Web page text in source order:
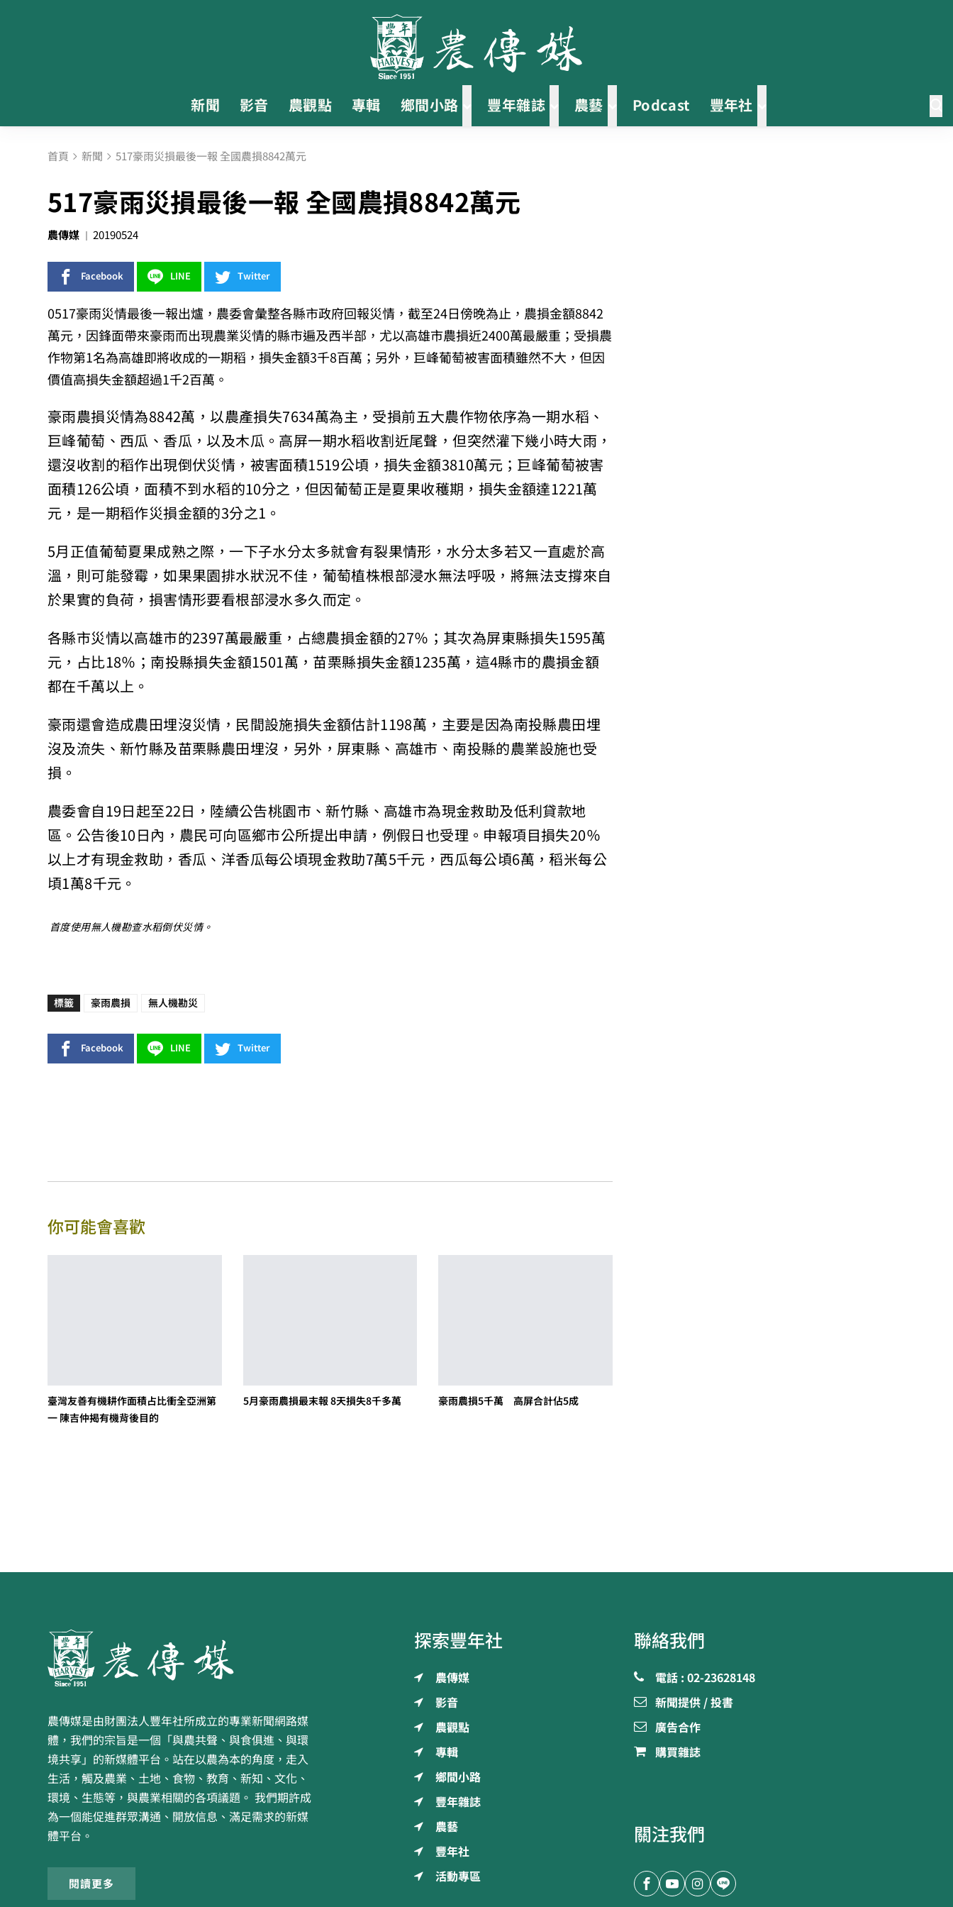
新聞 影音 農觀點 專輯 鄉間小路 豐年雜誌 農藝 Podcast 豐年社
首頁 新聞 517豪雨災損最後一報 全國農損8842萬元
517豪雨災損最後一報 全國農損8842萬元
農傳媒 20190524
Facebook LINE Twitter
0517豪雨災情最後一報出爐，農委會彙整各縣市政府回報災情，截至24日傍晚為止，農損金額8842
萬元，因鋒面帶來豪雨而出現農業災情的縣市遍及西半部，尤以高雄市農損近2400萬最嚴重；受損農
作物第1名為高雄即將收成的一期稻，損失金額3千8百萬；另外，巨峰葡萄被害面積雖然不大，但因
價值高損失金額超過1千2百萬。
豪雨農損災情為8842萬，以農產損失7634萬為主，受損前五大農作物依序為一期水稻、
巨峰葡萄、西瓜、香瓜，以及木瓜。高屏一期水稻收割近尾聲，但突然灌下幾小時大雨，
還沒收割的稻作出現倒伏災情，被害面積1519公頃，損失金額3810萬元；巨峰葡萄被害
面積126公頃，面積不到水稻的10分之，但因葡萄正是夏果收穫期，損失金額達1221萬
元，是一期稻作災損金額的3分之1。
5月正值葡萄夏果成熟之際，一下子水分太多就會有裂果情形，水分太多若又一直處於高
溫，則可能發霉，如果果園排水狀況不佳，葡萄植株根部浸水無法呼吸，將無法支撐來自
於果實的負荷，損害情形要看根部浸水多久而定。
各縣市災情以高雄市的2397萬最嚴重，占總農損金額的27％；其次為屏東縣損失1595萬
元，占比18％；南投縣損失金額1501萬，苗栗縣損失金額1235萬，這4縣市的農損金額
都在千萬以上。
豪雨還會造成農田埋沒災情，民間設施損失金額估計1198萬，主要是因為南投縣農田埋
沒及流失、新竹縣及苗栗縣農田埋沒，另外，屏東縣、高雄市、南投縣的農業設施也受
損。
農委會自19日起至22日，陸續公告桃園市、新竹縣、高雄市為現金救助及低利貸款地
區。公告後10日內，農民可向區鄉市公所提出申請，例假日也受理。申報項目損失20％
以上才有現金救助，香瓜、洋香瓜每公頃現金救助7萬5千元，西瓜每公頃6萬，稻米每公
頃1萬8千元。
首度使用無人機勘查水稻倒伏災情。
標籤 豪雨農損 無人機勘災
Facebook LINE Twitter
你可能會喜歡
臺灣友善有機耕作面積占比衝全亞洲第
一 陳吉仲揭有機背後目的
5月豪雨農損最末報 8天損失8千多萬 豪雨農損5千萬 高屏合計佔5成
農傳媒是由財團法人豐年社所成立的專業新聞網路媒
體，我們的宗旨是一個「與農共聲、與食俱進、與環
境共享」的新媒體平台。站在以農為本的角度，走入
生活，觸及農業、土地、食物、教育、新知、文化、
環境、生態等，與農業相關的各項議題。 我們期許成
為一個能促進群眾溝通、開放信息、滿足需求的新媒
體平台。
閱讀更多
探索豐年社
農傳媒
影音
農觀點
專輯
鄉間小路
豐年雜誌
農藝
豐年社
活動專區
聯絡我們
電話 : 02-23628148
新聞提供 / 投書
廣告合作
購買雜誌
關注我們